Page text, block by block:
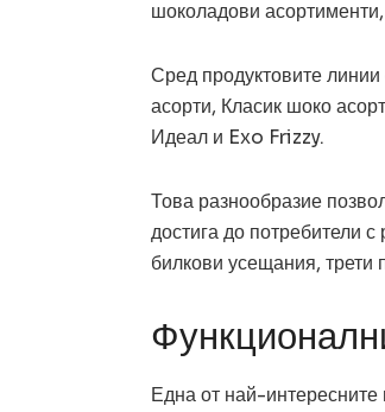
шоколадови
Сред продуктовите
асорти, Класик шоко
Идеал и Exo Frizzy.
Това разнообразие
достига до потребители
билкови усещания, трети
Една от най-интересните